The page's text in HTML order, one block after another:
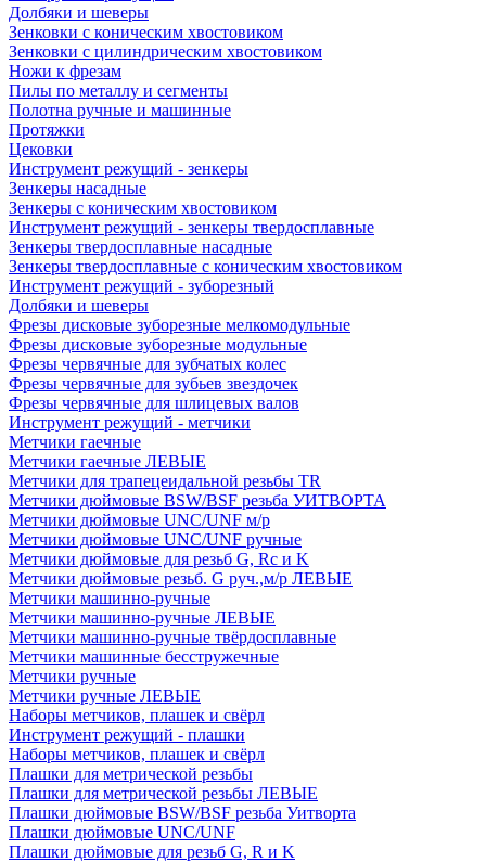
Долбяки и шеверы
Зенковки с коническим хвостовиком
Зенковки с цилиндрическим хвостовиком
Ножи к фрезам
Пилы по металлу и сегменты
Полотна ручные и машинные
Протяжки
Цековки
Инструмент режущий - зенкеры
Зенкеры насадные
Зенкеры с коническим хвостовиком
Инструмент режущий - зенкеры твердосплавные
Зенкеры твердосплавные насадные
Зенкеры твердосплавные с коническим хвостовиком
Инструмент режущий - зуборезный
Долбяки и шеверы
Фрезы дисковые зуборезные мелкомодульные
Фрезы дисковые зуборезные модульные
Фрезы червячные для зубчатых колес
Фрезы червячные для зубьев звездочек
Фрезы червячные для шлицевых валов
Инструмент режущий - метчики
Метчики гаечные
Метчики гаечные ЛЕВЫЕ
Метчики для трапецеидальной резьбы TR
Метчики дюймовые BSW/BSF резьба УИТВОРТА
Метчики дюймовые UNC/UNF м/р
Метчики дюймовые UNC/UNF ручные
Метчики дюймовые для резьб G, Rc и K
Метчики дюймовые резьб. G руч.,м/р ЛЕВЫЕ
Метчики машинно-ручные
Метчики машинно-ручные ЛЕВЫЕ
Метчики машинно-ручные твёрдосплавные
Метчики машинные бесстружечные
Метчики ручные
Метчики ручные ЛЕВЫЕ
Наборы метчиков, плашек и свёрл
Инструмент режущий - плашки
Наборы метчиков, плашек и свёрл
Плашки для метрической резьбы
Плашки для метрической резьбы ЛЕВЫЕ
Плашки дюймовые BSW/BSF резьба Уитворта
Плашки дюймовые UNC/UNF
Плашки дюймовые для резьб G, R и K